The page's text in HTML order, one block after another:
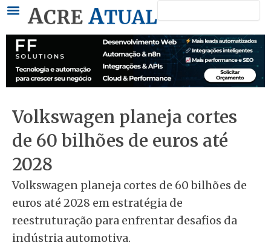
conteúdo
Volkswagen planeja cortes
de 60 bilhões de euros até
2028
Volkswagen planeja cortes de 60 bilhões de
euros até 2028 em estratégia de
reestruturação para enfrentar desafios da
indústria automotiva.